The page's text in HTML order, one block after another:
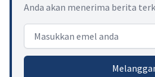
Anda akan menerima berita
Email address